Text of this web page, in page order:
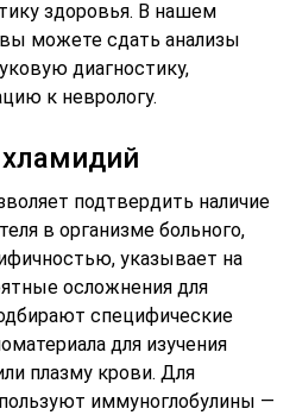
здоровья. В нашем
можете сдать анализы
диагностику,
к неврологу.
подтвердить наличие
в организме больного,
указывает на
осложнения для
специфические
для изучения
плазму крови. Для
иммуноглобулины —